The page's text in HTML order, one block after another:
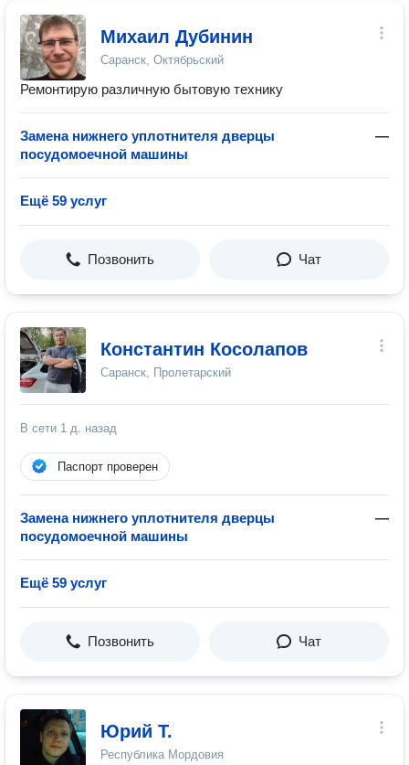
Михаил Дубинин
Саранск, Октябрьский
Ремонтирую различную бытовую технику
Замена нижнего уплотнителя дверцы
посудомоечной машины
—
Ещё 59 услуг
Позвонить Чат
Константин Косолапов
Саранск, Пролетарский
В сети 1 д. назад
Паспорт проверен
Замена нижнего уплотнителя дверцы
посудомоечной машины
—
Ещё 59 услуг
Позвонить Чат
Юрий Т.
Республика Мордовия